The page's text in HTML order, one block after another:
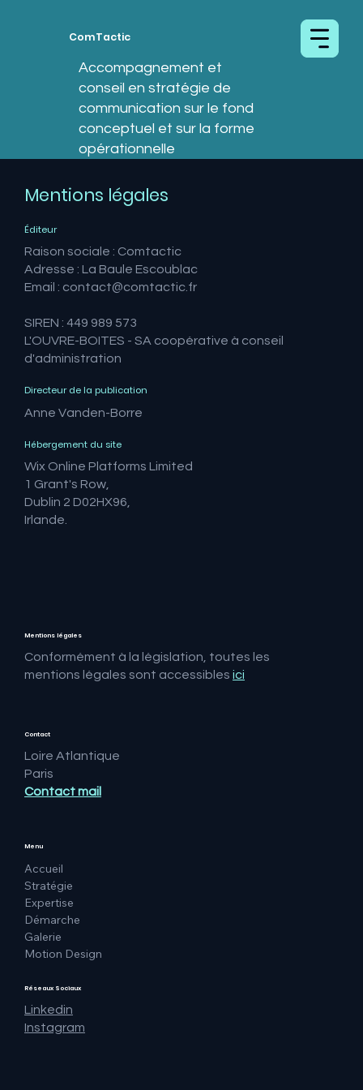
ComTactic
Accompagnement et
conseil en stratégie de
communication sur le fond
conceptuel et sur la forme
opérationnelle
Mentions légales
Éditeur
Raison sociale : Comtactic
Adresse : La Baule Escoublac
Email : contact@comtactic.fr
SIREN : 449 989 573
L'OUVRE-BOITES - SA coopérative à conseil
d'administration
Directeur de la publication
Anne Vanden-Borre
Hébergement du site
Wix Online Platforms Limited
1 Grant's Row,
Dublin 2 D02HX96,
Irlande.
Mentions légales
Conformément à la législation, toutes les
mentions légales sont accessibles ici
Contact
Loire Atlantique
Paris
Contact mail
Menu
Accueil
Stratégie
Expertise
Démarche
Galerie
Motion Design
Réseaux Sociaux
Linkedin
Instagram